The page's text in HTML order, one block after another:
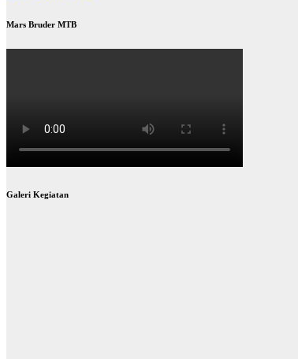
Mars Bruder MTB
Galeri Kegiatan